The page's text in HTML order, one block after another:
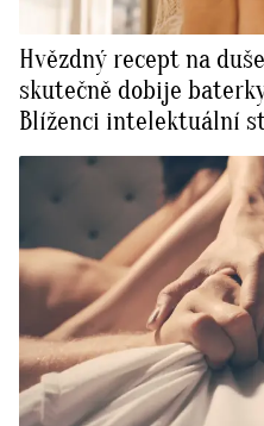
Hvězdný recept na
skutečně dobije
Blíženci intelektuální